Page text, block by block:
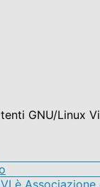
GNU/Linux